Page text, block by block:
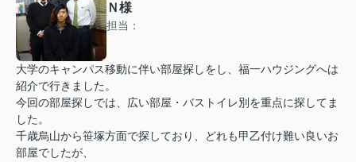
Ｎ様
担当：
大学のキャンパス移動に伴い部屋探しをし、福一ハウジングへは
紹介で行きました。
今回の部屋探しでは、広い部屋・バストイレ別を重点に探してま
した。
千歳烏山から笹塚方面で探しており、どれも甲乙付け難い良いお
部屋でしたが、